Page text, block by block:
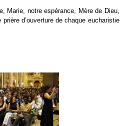
Marie, notre espérance, Mère de Dieu,
d’ouverture de chaque eucharistie